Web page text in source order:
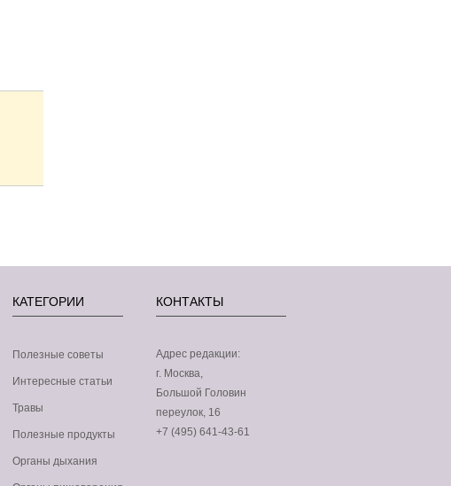
wp-
wp-
wp-
КАТЕГОРИИ
Полезные советы
Интересные статьи
Травы
Полезные продукты
Органы дыхания
КОНТАКТЫ
Адрес редакции:
г. Москва,
Большой Головин
переулок, 16
+7 (495) 641-43-61